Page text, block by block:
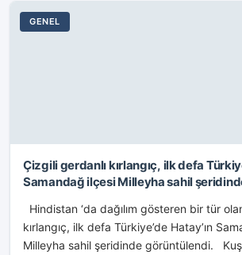
GENEL
Çizgili gerdanlı kırlangıç, ilk defa
Samandağ ilçesi Milleyha sahil
Hindistan ‘da dağılım gösteren bir tür
kırlangıç, ilk defa Türkiye’de Hatay’ın
Milleyha sahil şeridinde görüntülendi.